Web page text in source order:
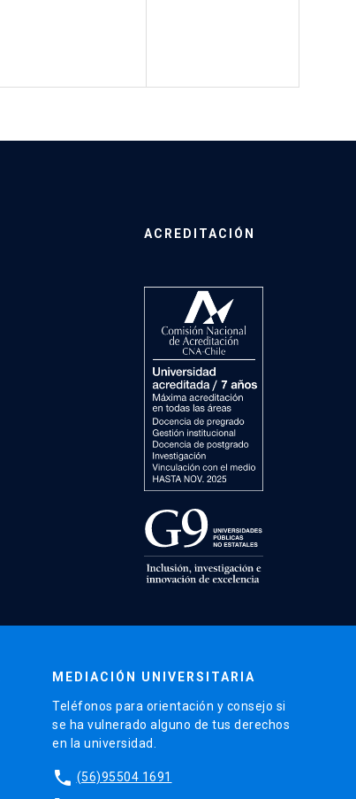
ACREDITACIÓN
MEDIACIÓN UNIVERSITARIA
Teléfonos para orientación y consejo si
se ha vulnerado alguno de tus derechos
en la universidad.
phone (56)95504 1691